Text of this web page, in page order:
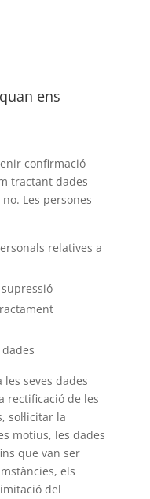
ens
confirmació
tractant dades
Les persones
relatives a
supressió
seves dades
rectificació de les
sol·licitar la
motius, les dades
que van ser
els
del